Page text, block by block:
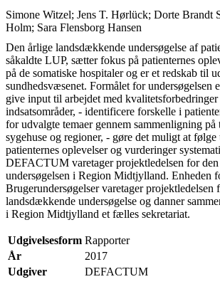
Simone Witzel; Jens T. Hørlück; Dorte Brandt
Holm; Sara Flensborg Hansen
Den årlige landsdækkende undersøgelse af
såkaldte LUP, sætter fokus på patienternes
på de somatiske hospitaler og er et redskab til
sundhedsvæsenet. Formålet for undersøgelsen
give input til arbejdet med
indsatsområder, - identificere forskelle i
for udvalgte temaer gennem sammenligning
sygehuse og regioner, - gøre det muligt at
patienternes oplevelser og vurderinger
DEFACTUM varetager projektledelsen for
undersøgelsen i Region Midtjylland. Enheden
Brugerundersøgelser varetager projektledelsen
landsdækkende undersøgelse og danner
i Region Midtjylland et fælles sekretariat.
Udgivelsesform Rapporter
År
2017
Udgiver
DEFACTUM